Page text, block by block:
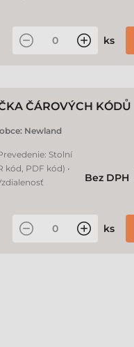
ks
ČÁROVÝCH KÓDŮ
Newland
Stolní
kód, PDF kód) •
Bez DPH
ks